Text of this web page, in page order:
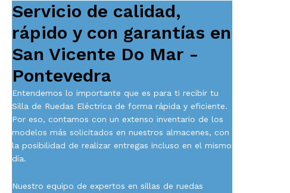
Servicio de calidad,
rápido y con garantías en
San Vicente Do Mar -
Pontevedra
Entendemos lo importante que es para ti recibir tu
Silla de Ruedas Eléctrica de forma rápida y eficiente.
Por eso, contamos con un extenso inventario de los
modelos más solicitados en nuestros almacenes, con
la posibilidad de realizar entregas incluso en el mismo
día.
Nuestro equipo de expertos en sillas de ruedas